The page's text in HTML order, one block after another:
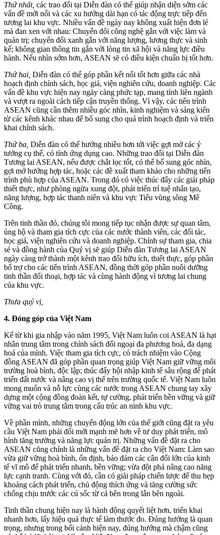
Thứ nhất, các trao đổi tại Diễn đàn có thể giúp nhận diện sớm các
vấn đề mới nổi và các xu hướng dài hạn có tác động trực tiếp đến
tương lai khu vực. Nhiều vấn đề ngày nay không xuất hiện đơn lẻ
mà đan xen với nhau: Chuyển đổi công nghệ gắn với việc làm và
quản trị; chuyển đổi xanh gắn với năng lượng, lương thực và sinh
kế; không gian thông tin gắn với lòng tin xã hội và năng lực điều
hành. Nếu nhìn sớm hơn, ASEAN sẽ có điều kiện chuẩn bị tốt hơn.
Thứ hai, Diễn đàn có thể góp phần kết nối tốt hơn giữa các nhà
hoạch định chính sách, học giả, viện nghiên cứu, doanh nghiệp. Các
vấn đề khu vực hiện nay ngày càng phức tạp, mang tính liên ngành
và vượt ra ngoài cách tiếp cận truyền thống. Vì vậy, các tiến trình
ASEAN cũng cần thêm nhiều góc nhìn, kinh nghiệm và sáng kiến
từ các kênh khác nhau để bổ sung cho quá trình hoạch định và triển
khai chính sách.
Thứ ba, Diễn đàn có thể hướng nhiều hơn tới việc gợi mở các ý
tưởng cụ thể, có tính ứng dụng cao. Những trao đổi tại Diễn đàn
Tương lai ASEAN, nếu được chắt lọc tốt, có thể bổ sung góc nhìn,
gợi mở hướng hợp tác, hoặc các đề xuất tham khảo cho những tiến
trình phù hợp của ASEAN. Trong đó có việc thúc đẩy các giải pháp
thiết thực, như phòng ngừa xung đột, phát triển trí tuệ nhân tạo,
năng lượng, hợp tác thanh niên và khu vực Tiểu vùng sông Mê
Công.
Trên tinh thần đó, chúng tôi mong tiếp tục nhận được sự quan tâm,
ủng hộ và tham gia tích cực của các nước thành viên, các đối tác,
học giả, viện nghiên cứu và doanh nghiệp. Chính sự tham gia, chia
sẻ và đồng hành của Quý vị sẽ giúp Diễn đàn Tương lai ASEAN
ngày càng trở thành một kênh trao đổi hữu ích, thiết thực, góp phần
bổ trợ cho các tiến trình ASEAN, đồng thời góp phần nuôi dưỡng
tinh thần đối thoại, hợp tác và cùng hành động vì tương lai chung
của khu vực.
Thưa quý vị,
4. Đóng góp của Việt Nam
Kể từ khi gia nhập vào năm 1995, Việt Nam luôn coi ASEAN là hạt
nhân trung tâm trong chính sách đối ngoại đa phương hoá, đa dạng
hoá của mình. Việc tham gia tích cực, có trách nhiệm vào Cộng
đồng ASEAN đã góp phần quan trọng giúp Việt Nam giữ vững môi
trường hoà bình, độc lập; thúc đẩy hội nhập kinh tế sâu rộng để phát
triển đất nước và nâng cao vị thế trên trường quốc tế. Việt Nam luôn
mong muốn và nỗ lực cùng các nước trong ASEAN chung tay xây
dựng một cộng đồng đoàn kết, tự cường, phát triển bền vững và giữ
vững vai trò trung tâm trong cấu trúc an ninh khu vực.
Về phần mình, những chuyển động lớn của thế giới cũng đặt ra yêu
cầu Việt Nam phải đổi mới mạnh mẽ hơn về tư duy phát triển, mô
hình tăng trưởng và năng lực quản trị. Những vấn đề đặt ra cho
ASEAN cũng chính là những vấn đề đặt ra cho Việt Nam: Làm sao
vừa giữ vững hoà bình, ổn định, bảo đảm các cân đối lớn của kinh
tế vĩ mô để phát triển nhanh, bền vững; vừa đột phá nâng cao năng
lực cạnh tranh. Cùng với đó, cần có giải pháp chiến lược để thu hẹp
khoảng cách phát triển, chủ động thích ứng và tăng cường sức
chống chịu trước các cú sốc từ cả bên trong lẫn bên ngoài.
Tinh thần chung hiện nay là hành động quyết liệt hơn, triển khai
nhanh hơn, lấy hiệu quả thực tế làm thước đo. Đúng hướng là quan
trọng, nhưng trong bối cảnh hiện nay, đúng hướng mà chậm cũng